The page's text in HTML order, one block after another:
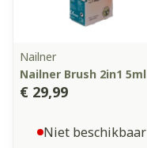
Nailner
Nailner Brush 2in1 5ml
€ 29,99
Niet beschikbaar